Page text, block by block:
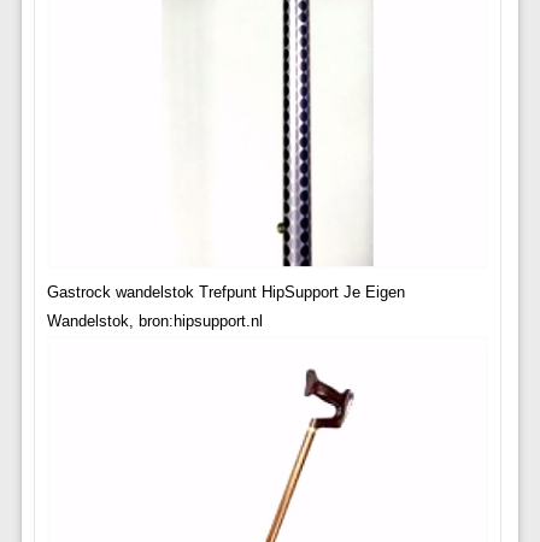
Gastrock wandelstok Trefpunt HipSupport Je Eigen
Wandelstok, bron:hipsupport.nl